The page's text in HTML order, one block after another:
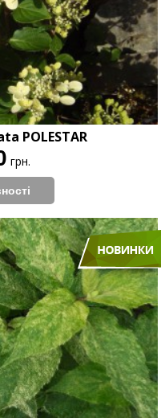
POLESTAR
грн.